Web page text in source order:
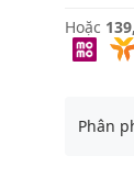
Hoặc
Phân